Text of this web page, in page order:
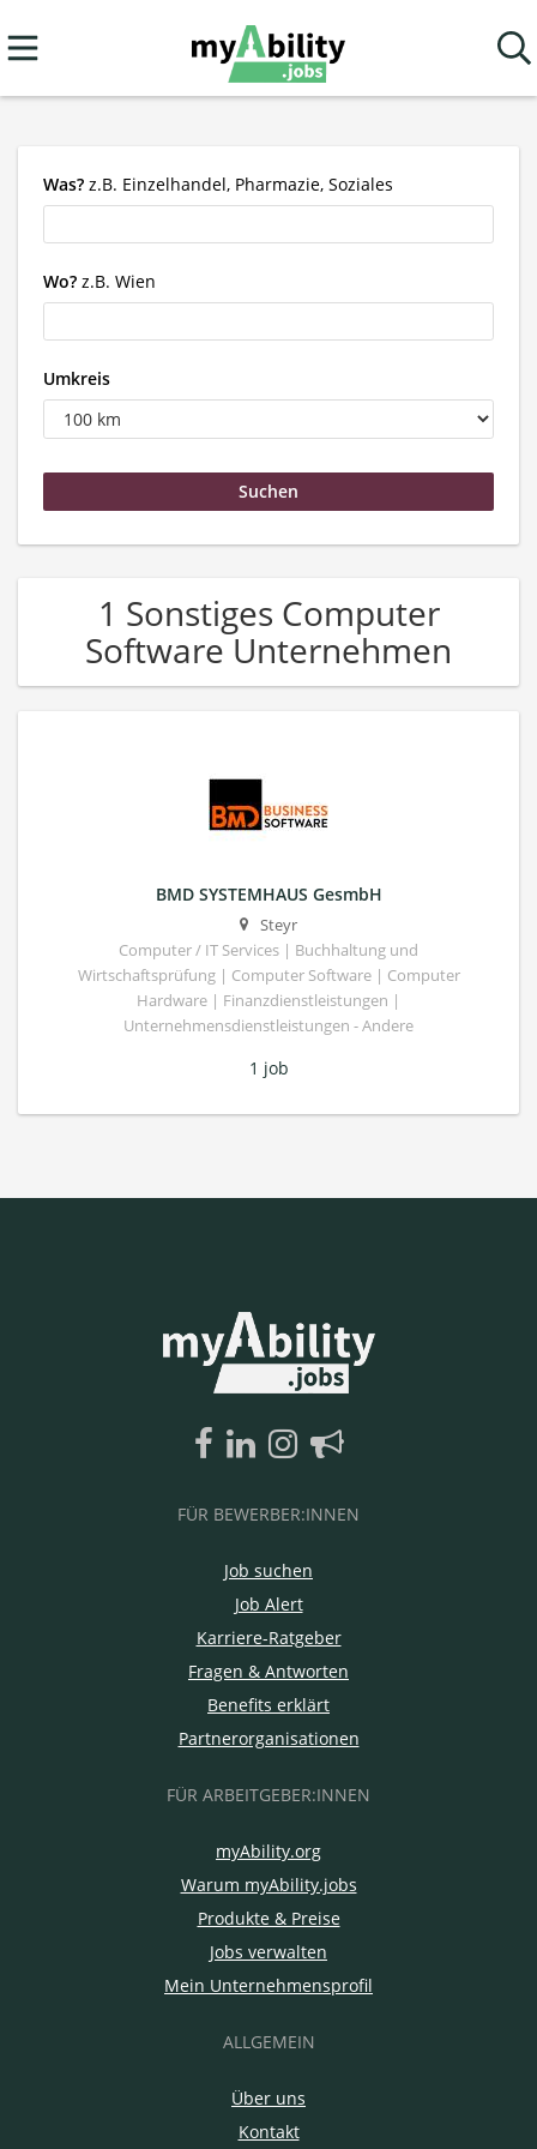
Was? z.B. Einzelhandel, Pharmazie, Soziales
Wo? z.B. Wien
Umkreis
1 Sonstiges Computer
Software Unternehmen
BMD SYSTEMHAUS GesmbH
Steyr
Computer / IT Services | Buchhaltung und
Wirtschaftsprüfung | Computer Software | Computer
Hardware | Finanzdienstleistungen |
Unternehmensdienstleistungen - Andere
1 job
FÜR BEWERBER:INNEN
Job suchen
Job Alert
Karriere-Ratgeber
Fragen & Antworten
Benefits erklärt
Partnerorganisationen
FÜR ARBEITGEBER:INNEN
myAbility.org
Warum myAbility.jobs
Produkte & Preise
Jobs verwalten
Mein Unternehmensprofil
ALLGEMEIN
Über uns
Kontakt